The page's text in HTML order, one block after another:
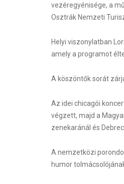
vezéregyénisége, a
Osztrák Nemzeti
Helyi viszonylatban
amely a programot
A köszöntők sorát
Az idei chicagói
végzett, majd a
zenekaránál és
A nemzetközi
humor